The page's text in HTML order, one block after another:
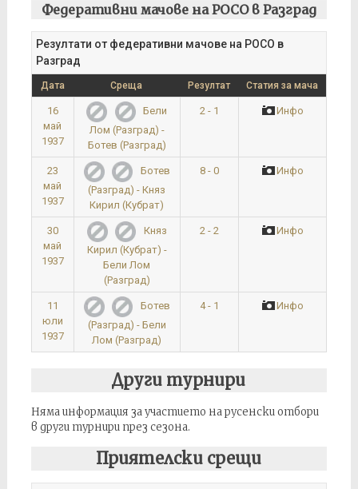
Федеративни мачове на РОСО в Разград
Резултати от федеративни мачове на РОСО в
Разград
Дата Среща Резултат Статия за мача
16
май
1937
Бели
Лом (Разград) -
Ботев (Разград)
2 - 1 Инфо
23
май
1937
Ботев
(Разград) - Княз
Кирил (Кубрат)
8 - 0 Инфо
30
май
1937
Княз
Кирил (Кубрат) -
Бели Лом
(Разград)
2 - 2 Инфо
11
юли
1937
Ботев
(Разград) - Бели
Лом (Разград)
4 - 1 Инфо
Други турнири
Няма информация за участието на русенски отбори
в други турнири през сезона.
Приятелски срещи